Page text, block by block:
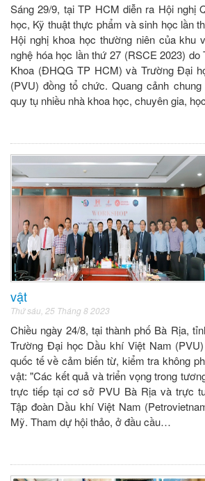
Sáng 29/9, tại TP HCM diễn ra Hội nghị
học, Kỹ thuật thực phẩm và sinh học lần
Hội nghị khoa học thường niên của khu
nghệ hóa học lần thứ 27 (RSCE 2023)
Khoa (ĐHQG TP HCM) và Trường Đại
(PVU) đồng tổ chức. Quang cảnh
quy tụ nhiều nhà khoa học, chuyên gia,
vật
Thứ sáu, 25 Tháng 8 2023
Chiều ngày 24/8, tại thành phố Bà Rịa,
Trường Đại học Dầu khí Việt Nam
quốc tế về cảm biến từ, kiểm tra không
vật: "Các kết quả và triển vọng trong
trực tiếp tại cơ sở PVU Bà Rịa và trực
Tập đoàn Dầu khí Việt Nam
Mỹ. Tham dự hội thảo, ở đầu cầu…